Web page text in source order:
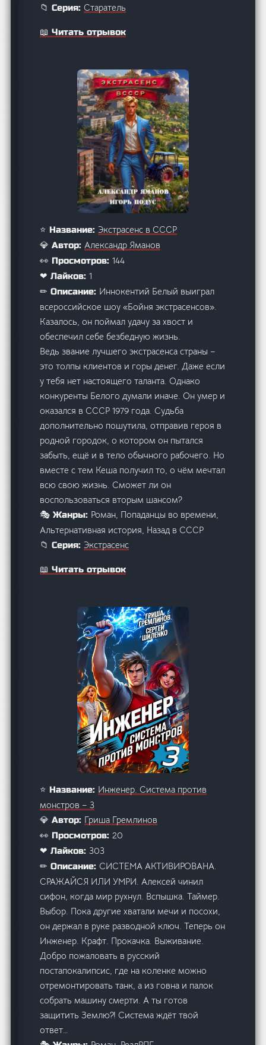
📁 Серия:Старатель
📖 Читать отрывок
⭐ Название: Экстрасенс в СССР
💎 Автор:Александр Яманов
👀 Просмотров:144
❤ Лайков:1
✏ Описание: Иннокентий Белый выиграл
всероссийское шоу «Бойня экстрасенсов».
Казалось, он поймал удачу за хвост и
обеспечил себе безбедную жизнь.
Ведь звание лучшего экстрасенса страны –
это толпы клиентов и горы денег. Даже если
у тебя нет настоящего таланта. Однако
конкуренты Белого думали иначе. Он умер и
оказался в СССР 1979 года. Судьба
дополнительно пошутила, отправив героя в
родной городок, о котором он пытался
забыть, ещё и в тело обычного рабочего. Но
вместе с тем Кеша получил то, о чём мечтал
всю свою жизнь. Сможет ли он
воспользоваться вторым шансом?
🎭 Жанры: Роман, Попаданцы во времени,
Альтернативная история, Назад в СССР
📁 Серия: Экстрасенс
📖 Читать отрывок
⭐ Название: Инженер. Система против
монстров – 3
💎 Автор: Гриша Гремлинов
👀 Просмотров:20
❤ Лайков:303
✏ Описание:СИСТЕМА АКТИВИРОВАНА.
СРАЖАЙСЯ ИЛИ УМРИ. Алексей чинил
сифон, когда мир рухнул. Вспышка. Таймер.
Выбор. Пока другие хватали мечи и посохи,
он держал в руке разводной ключ. Теперь он
Инженер. Крафт. Прокачка. Выживание.
Добро пожаловать в русский
постапокалипсис, где на коленке можно
отремонтировать танк, а из говна и палок
собрать машину смерти. А ты готов
защитить Землю?! Система ждёт твой
ответ…